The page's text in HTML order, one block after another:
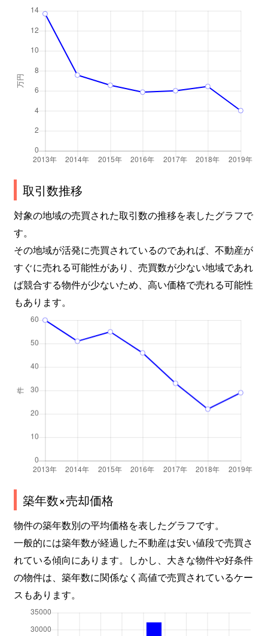
取引数推移
対象の地域の売買された取引数の推移を表したグラフで
す。
その地域が活発に売買されているのであれば、不動産が
すぐに売れる可能性があり、売買数が少ない地域であれ
ば競合する物件が少ないため、高い価格で売れる可能性
もあります。
築年数×売却価格
物件の築年数別の平均価格を表したグラフです。
一般的には築年数が経過した不動産は安い値段で売買さ
れている傾向にあります。しかし、大きな物件や好条件
の物件は、築年数に関係なく高値で売買されているケー
スもあります。